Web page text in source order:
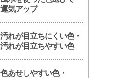
運気アップ
汚れが目立ちにくい色・
汚れが目立ちやすい色
色あせしやすい色・